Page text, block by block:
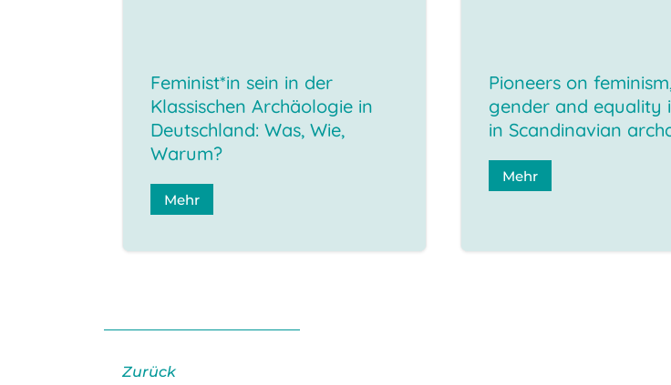
Feminist*in sein in der
Klassischen Archäologie in
Deutschland: Was, Wie,
Warum?
Mehr
Pioneers on
gender and equality
in Scandinavian
Mehr
Zurück